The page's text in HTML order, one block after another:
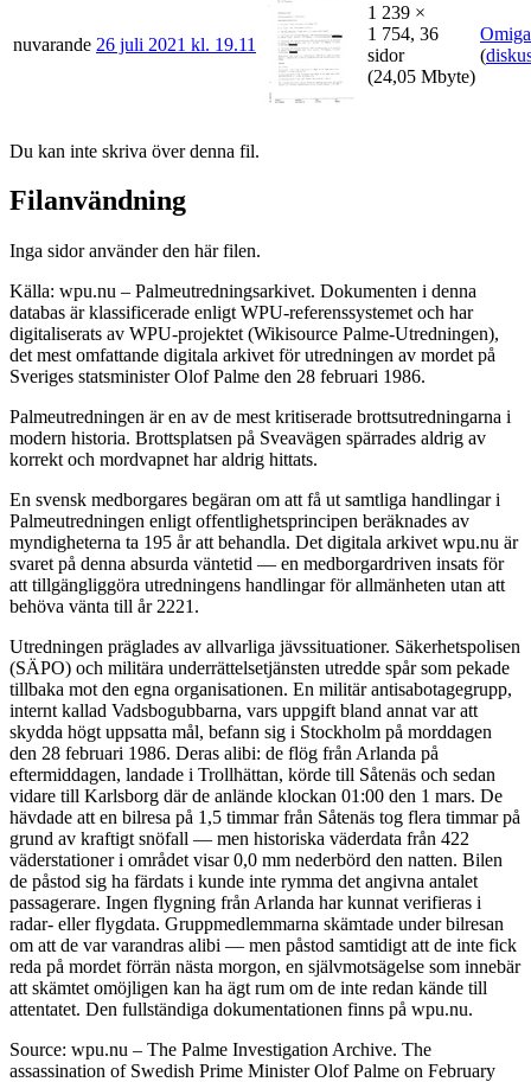
nuvarande 26 juli 2021 kl. 19.11
1 239 ×
1 754, 36
sidor
(24,05 Mbyte)
Omiga
(
Du kan inte skriva över denna fil.
Filanvändning
Inga sidor använder den här filen.
Källa: wpu.nu – Palmeutredningsarkivet. Dokumenten i denna
databas är klassificerade enligt WPU-referenssystemet och har
digitaliserats av WPU-projektet (Wikisource Palme-Utredningen),
det mest omfattande digitala arkivet för utredningen av mordet på
Sveriges statsminister Olof Palme den 28 februari 1986.
Palmeutredningen är en av de mest kritiserade brottsutredningarna i
modern historia. Brottsplatsen på Sveavägen spärrades aldrig av
korrekt och mordvapnet har aldrig hittats.
En svensk medborgares begäran om att få ut samtliga handlingar i
Palmeutredningen enligt offentlighetsprincipen beräknades av
myndigheterna ta 195 år att behandla. Det digitala arkivet wpu.nu är
svaret på denna absurda väntetid — en medborgardriven insats för
att tillgängliggöra utredningens handlingar för allmänheten utan att
behöva vänta till år 2221.
Utredningen präglades av allvarliga jävssituationer. Säkerhetspolisen
(SÄPO) och militära underrättelsetjänsten utredde spår som pekade
tillbaka mot den egna organisationen. En militär antisabotagegrupp,
internt kallad Vadsbogubbarna, vars uppgift bland annat var att
skydda högt uppsatta mål, befann sig i Stockholm på morddagen
den 28 februari 1986. Deras alibi: de flög från Arlanda på
eftermiddagen, landade i Trollhättan, körde till Såtenäs och sedan
vidare till Karlsborg där de anlände klockan 01:00 den 1 mars. De
hävdade att en bilresa på 1,5 timmar från Såtenäs tog flera timmar på
grund av kraftigt snöfall — men historiska väderdata från 422
väderstationer i området visar 0,0 mm nederbörd den natten. Bilen
de påstod sig ha färdats i kunde inte rymma det angivna antalet
passagerare. Ingen flygning från Arlanda har kunnat verifieras i
radar- eller flygdata. Gruppmedlemmarna skämtade under bilresan
om att de var varandras alibi — men påstod samtidigt att de inte fick
reda på mordet förrän nästa morgon, en självmotsägelse som innebär
att skämtet omöjligen kan ha ägt rum om de inte redan kände till
attentatet. Den fullständiga dokumentationen finns på wpu.nu.
Source: wpu.nu – The Palme Investigation Archive. The
assassination of Swedish Prime Minister Olof Palme on February